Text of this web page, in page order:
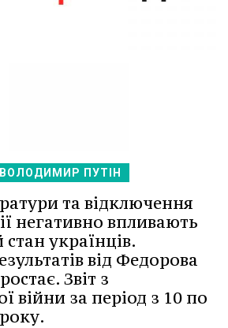
ВОЛОДИМИР ПУТІН
та відключення
негативно впливають
українців.
від Федорова
Звіт з
війни за період з 10 по